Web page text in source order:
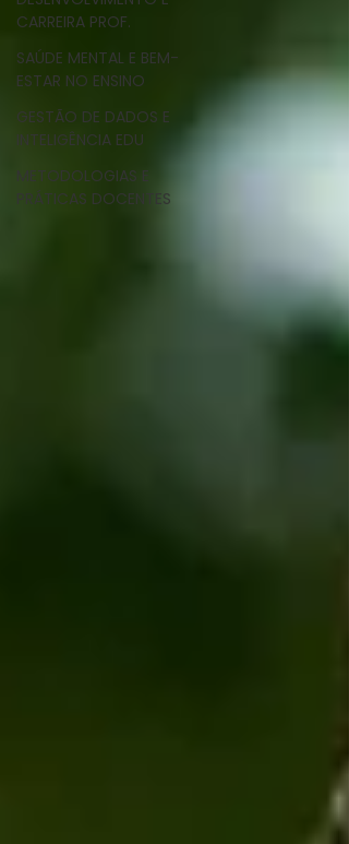
CARREIRA PROF.
SAÚDE MENTAL E BEM-
ESTAR NO ENSINO
GESTÃO DE DADOS E
INTELIGÊNCIA EDU
METODOLOGIAS E
PRÁTICAS DOCENTES